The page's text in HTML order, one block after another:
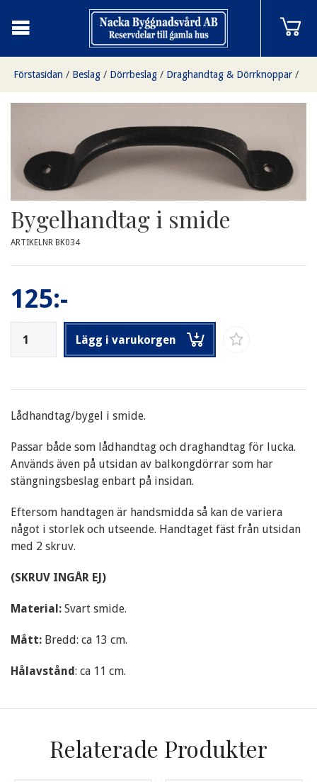
Förstasidan / Beslag / Dörrbeslag / Draghandtag & Dörrknoppar /
Bygelhandtag i smide
ARTIKELNR BK034
125:-
Lägg i varukorgen
Lådhandtag/bygel i smide.
Passar både som lådhandtag och draghandtag för lucka.
Används även på utsidan av balkongdörrar som har
stängningsbeslag enbart på insidan.
Eftersom handtagen är handsmidda så kan de variera
något i storlek och utseende. Handtaget fäst från utsidan
med 2 skruv.
(SKRUV INGÅR EJ)
Material: Svart smide.
Mått: Bredd: ca 13 cm.
Hålavstånd: ca 11 cm.
Relaterade Produkter